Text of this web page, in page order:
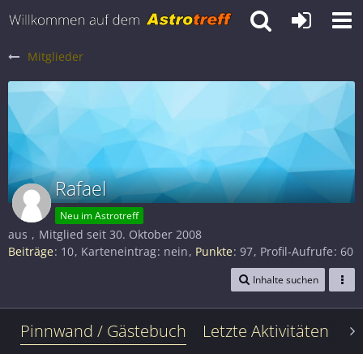
Mitglieder
Rafael
Neu im Astrotreff
aus
Mitglied seit 30. Oktober 2008
Beiträge 10 Karteneintrag nein Punkte 97 Profil-Aufrufe 60
Inhalte suchen
Pinnwand / Gästebuch Letzte Aktivitäten